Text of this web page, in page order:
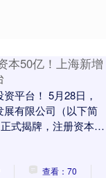
本50亿！上海新增
平台！ 5月28日，
有限公司（以下简
式揭牌，注册资本为
市属国企临港集团
查看：70